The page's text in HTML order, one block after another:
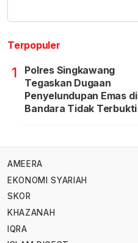
Terpopuler
1
Polres Singkawang
Tegaskan Dugaan
Penyelundupan Emas di
Bandara Tidak Terbukti
AMEERA
EKONOMI SYARIAH
SKOR
KHAZANAH
IQRA